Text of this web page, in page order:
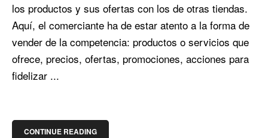
los productos y sus ofertas con los de otras tiendas.
Aquí, el comerciante ha de estar atento a la forma de
vender de la competencia: productos o servicios que
ofrece, precios, ofertas, promociones, acciones para
fidelizar ...
CONTINUE READING